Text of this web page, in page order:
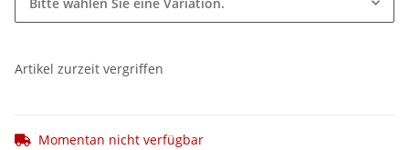
Artikel zurzeit vergriffen
Momentan nicht verfügbar